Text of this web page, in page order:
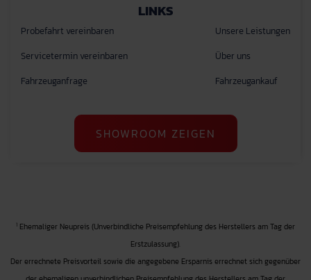
LINKS
Probefahrt vereinbaren
Servicetermin vereinbaren
Fahrzeuganfrage
Unsere Leistungen
Über uns
Fahrzeugankauf
SHOWROOM ZEIGEN
1 Ehemaliger Neupreis (Unverbindliche Preisempfehlung des Herstellers am Tag der
Erstzulassung).
Der errechnete Preisvorteil sowie die angegebene Ersparnis errechnet sich gegenüber